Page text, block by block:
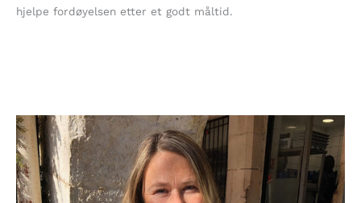
hjelpe fordøyelsen etter et godt måltid.